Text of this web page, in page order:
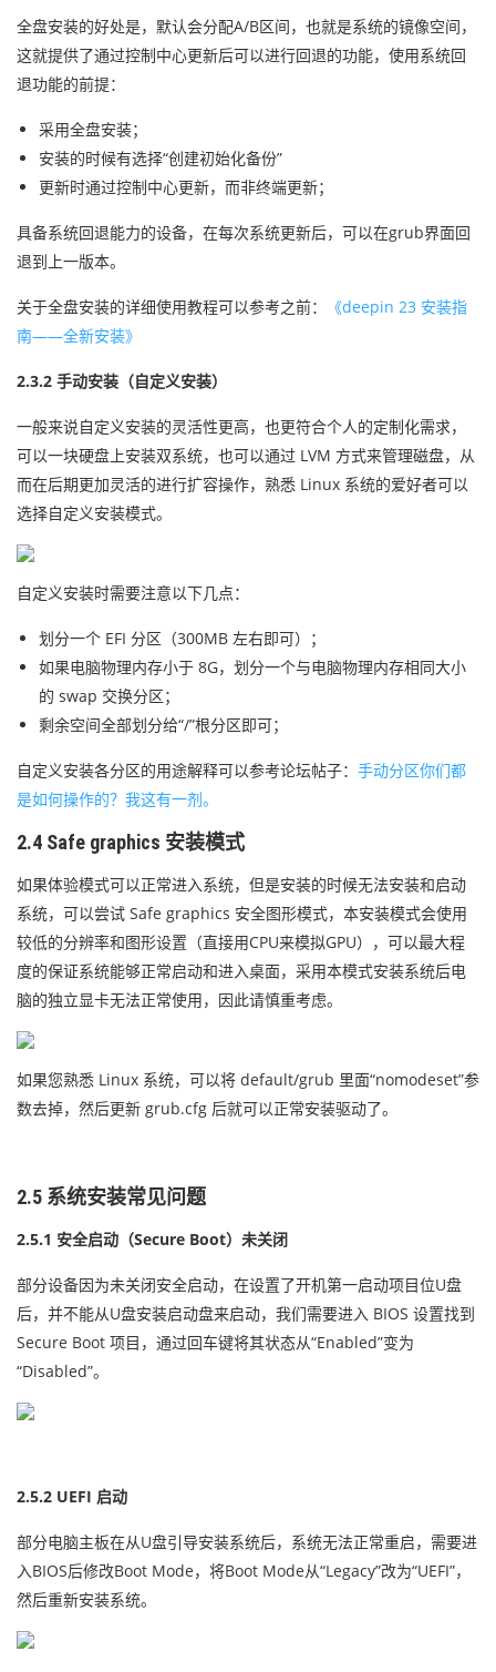
全盘安装的好处是，默认会分配A/B区间，也就是系统的镜像空间，
这就提供了通过控制中心更新后可以进行回退的功能，使用系统回
退功能的前提：
采用全盘安装；
安装的时候有选择“创建初始化备份”
更新时通过控制中心更新，而非终端更新；
具备系统回退能力的设备，在每次系统更新后，可以在grub界面回
退到上一版本。
关于全盘安装的详细使用教程可以参考之前：
《deepin 23 安装指
南——全新安装》
2.3.2 手动安装（自定义安装）
一般来说自定义安装的灵活性更高，也更符合个人的定制化需求，
可以一块硬盘上安装双系统，也可以通过 LVM 方式来管理磁盘，从
而在后期更加灵活的进行扩容操作，熟悉 Linux 系统的爱好者可以
选择自定义安装模式。
自定义安装时需要注意以下几点：
划分一个 EFI 分区（300MB 左右即可）；
如果电脑物理内存小于 8G，划分一个与电脑物理内存相同大小
的 swap 交换分区；
剩余空间全部划分给“/”根分区即可；
自定义安装各分区的用途解释可以参考论坛帖子： 手动分区你们都
是如何操作的？我这有一剂。
2.4 Safe graphics 安装模式
如果体验模式可以正常进入系统，但是安装的时候无法安装和启动
系统，可以尝试 Safe graphics 安全图形模式，本安装模式会使用
较低的分辨率和图形设置（直接用CPU来模拟GPU），可以最大程
度的保证系统能够正常启动和进入桌面，采用本模式安装系统后电
脑的独立显卡无法正常使用，因此请慎重考虑。
如果您熟悉 Linux 系统，可以将 default/grub 里面“nomodeset”参
数去掉，然后更新 grub.cfg 后就可以正常安装驱动了。
2.5 系统安装常见问题
2.5.1 安全启动（Secure Boot）未关闭
部分设备因为未关闭安全启动，在设置了开机第一启动项目位U盘
后，并不能从U盘安装启动盘来启动，我们需要进入 BIOS 设置找到
Secure Boot 项目，通过回车键将其状态从“Enabled”变为
“Disabled”。
2.5.2 UEFI 启动
部分电脑主板在从U盘引导安装系统后，系统无法正常重启，需要进
入BIOS后修改Boot Mode，将Boot Mode从“Legacy”改为“UEFI”，
然后重新安装系统。